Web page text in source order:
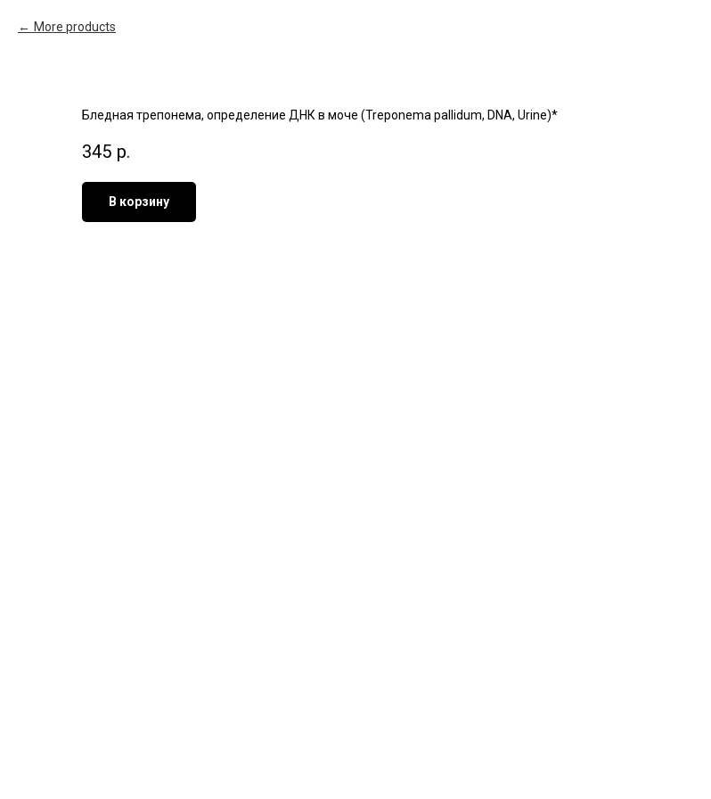
More products
Бледная трепонема, определение ДНК в моче (Treponema pallidum, DNA, Urine)*
345 р.
В корзину